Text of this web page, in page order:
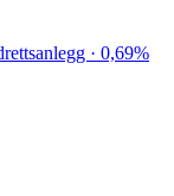
· 0,69%